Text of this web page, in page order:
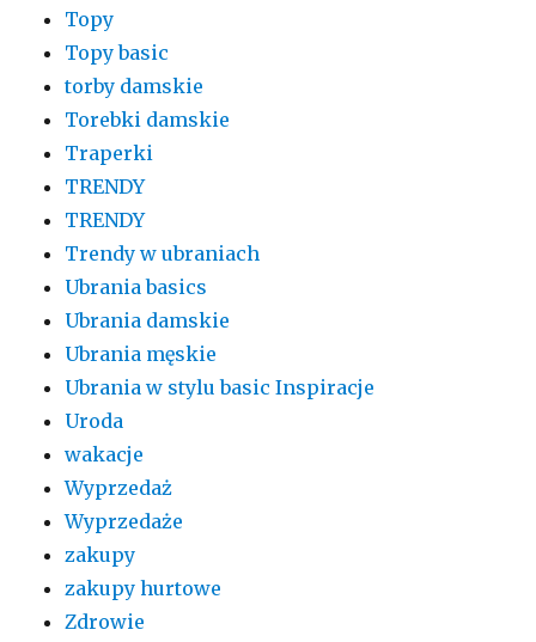
Topy
Topy basic
torby damskie
Torebki damskie
Traperki
TRENDY
TRENDY
Trendy w ubraniach
Ubrania basics
Ubrania damskie
Ubrania męskie
Ubrania w stylu basic Inspiracje
Uroda
wakacje
Wyprzedaż
Wyprzedaże
zakupy
zakupy hurtowe
Zdrowie